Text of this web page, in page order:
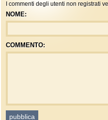
I commenti degli utenti non registrati
NOME:
COMMENTO: